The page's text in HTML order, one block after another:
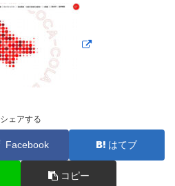
シェアする
Facebook はてブ
コピー